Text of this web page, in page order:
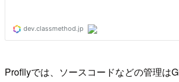
Profllyでは、ソースコードなどの管理は